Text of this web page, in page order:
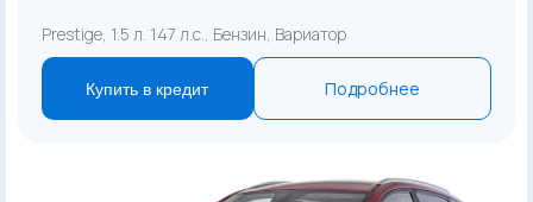
Prestige, 1.5 л. 147 л.с., Бензин, Вариатор
Купить в кредит Подробнее